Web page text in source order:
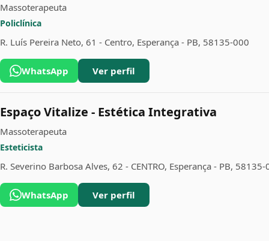
Massoterapeuta
Policlínica
R. Luís Pereira Neto, 61 - Centro, Esperança - PB, 58135-000
WhatsApp Ver perfil
Espaço Vitalize - Estética Integrativa
Massoterapeuta
Esteticista
R. Severino Barbosa Alves, 62 - CENTRO, Esperança - PB, 58135-
WhatsApp Ver perfil